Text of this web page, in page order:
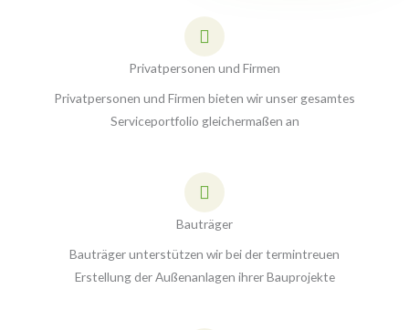
Privatpersonen und Firmen
Privatpersonen und Firmen bieten wir unser gesamtes
Serviceportfolio gleichermaßen an
Bauträger
Bauträger unterstützen wir bei der termintreuen
Erstellung der Außenanlagen ihrer Bauprojekte